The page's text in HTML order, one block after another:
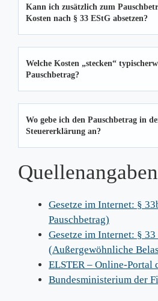
Kann ich zusätzlich zum
Kosten nach § 33 EStG absetzen?
Welche Kosten „stecken“
Pauschbetrag?
Wo gebe ich den Pauschbetrag in
Steuererklärung an?
Quellenangaben
Gesetze im Internet: §
Pauschbetrag)
Gesetze im Internet: § 33
(Außergewöhnliche
ELSTER – Online-Portal
Bundesministerium der